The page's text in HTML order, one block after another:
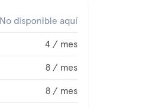
No disponible aquí
4 / mes
8 / mes
8 / mes